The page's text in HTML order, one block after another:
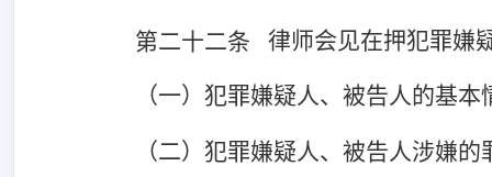
第二十二条 律师会见在押犯罪嫌
（一）犯罪嫌疑人、被告人的基本
（二）犯罪嫌疑人、被告人涉嫌的